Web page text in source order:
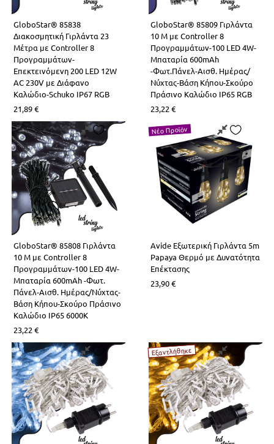
GloboStar® 85838
Διακοσμητική Γιρλάντα 23
Μέτρα με Controller 8
Προγραμμάτων-
Επεκτεινόμενη 200 LED 12W
AC 230V με Διάφανο
Καλώδιο-Schuko IP67 RGB
21,89€
GloboStar® 85809 Γιρλάντα
10 Μ με Controller 8
Προγραμμάτων-100 LED 4W-
Μπαταρία 600mAh
-Φωτ.Πάνελ-Αισθ. Ημέρας/
Νύχτας-Βάση Κήπου-Σκούρο
Πράσινο Καλώδιο IP65 RGB
23,22 €
GloboStar® 85808 Γιρλάντα
10 Μ με Controller 8
Προγραμμάτων-100 LED 4W-
Μπαταρία 600mAh -Φωτ.
Πάνελ-Αισθ. Ημέρας/Νύχτας-
Βάση Κήπου-Σκούρο Πράσινο
Καλώδιο IP65 6000K
23,22 €
Νέο Προϊόν
Avide Εξωτερική Γιρλάντα 5m
Papaya Θερμό με Δυνατότητα
Επέκτασης
23,90€
Εξαντλήθηκε